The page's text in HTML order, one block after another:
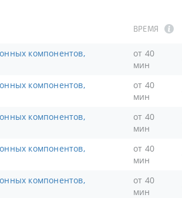
ВРЕМЯ
от 40
мин
от 40
мин
от 40
мин
от 40
мин
от 40
мин